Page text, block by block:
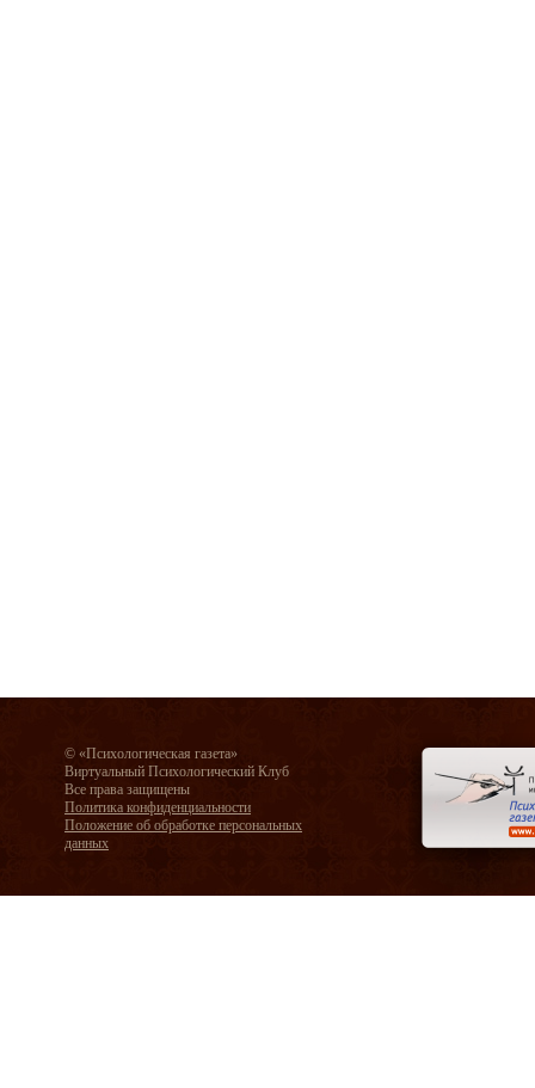
© «Психологическая газета»
Виртуальный Психологический Клуб
Все права защищены
Политика конфиденциальности
Положение об обработке персональных
данных